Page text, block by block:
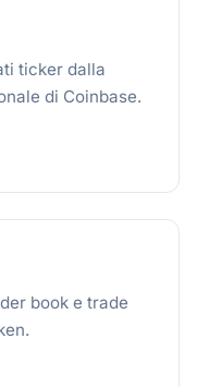
ticker dalla
di Coinbase.
book e trade